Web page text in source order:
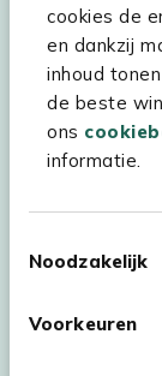
cookies de
en dankzij
inhoud
de beste
ons
informatie.
Noodzakelijk
Voorkeuren
Hulp & service
Assortiment
Kees Smit
Experience